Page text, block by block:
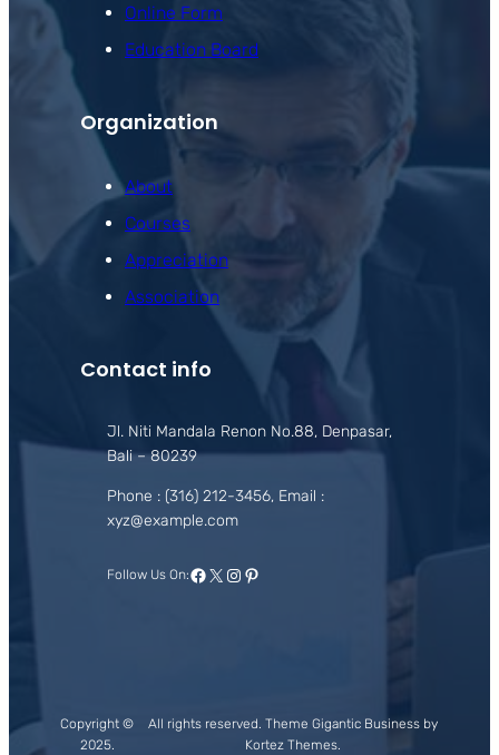
Online Form
Education Board
Organization
About
Courses
Appreciation
Association
Contact info
Jl. Niti Mandala Renon No.88, Denpasar,
Bali – 80239
Phone : (316) 212-3456, Email :
xyz@example.com
Follow Us On:Facebook
X Instagram
Pinterest
Copyright ©
2025.
All rights reserved. Theme Gigantic Business by
Kortez Themes.